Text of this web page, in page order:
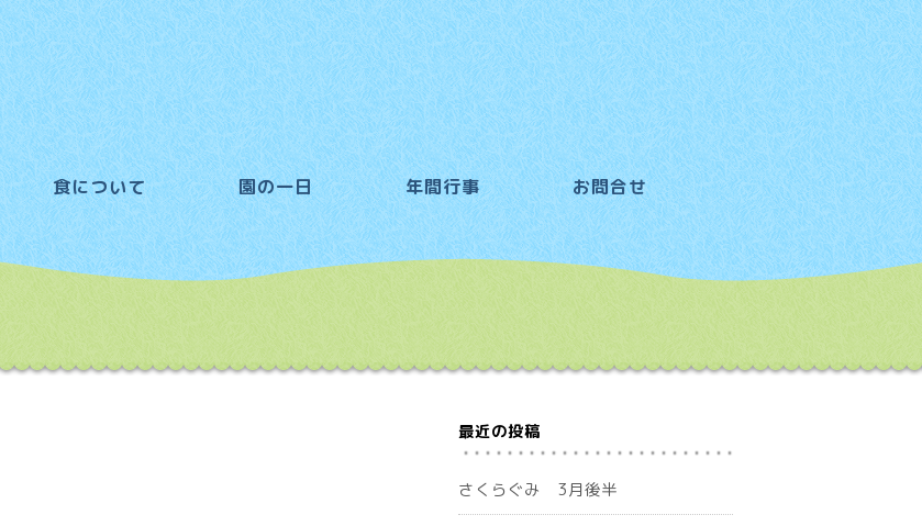
食について 園の一日 年間行事 お問合せ
最近の投稿
さくらぐみ 3月後半